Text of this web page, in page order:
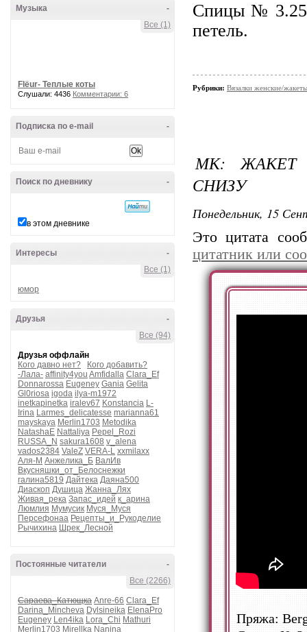
-
Музыка
Все (1)
Flёur- Теплые коты
Слушали: 4436 Комментарии: 6
-
Подписка по e-mail
-
Поиск по дневнику
в этом дневнике
-
Интересы
Все (1)
юмор
-
Друзья
Все (94)
Друзья оффлайн
Кого давно нет?
Кого добавить?
-Лала- affinity4you Amfidalla Clara_Ef
Donnarossa Eugeney Gania Gelita
Gl0riosa igoda ilya-m1972
inetkapinetka iralev67 Konstancia L-
Irina Larmes_delicatesse marianna61
mayskaya Merlin1703 Metodika
NatashaE Nattaliya Pepel_Rozi
RUSSA_N sakura1608 v_alena
vados2384 ValeZ VERA-L xxmilaxx
Аля-М Анжелика_Б ВалИв
Вкусняшки_от_Белоснежки
галина5819 Дайтека Даяна500
Диаскоп Душица Жанна_Лях
Живая_река Запас_идей к_арина
Люмлия Мумусик Муся_Муся
Персефонаа Рецепты_и_Рукоделие
Рычихина Шрек_Лесной
-
Постоянные читатели
Все (2266)
Сараева_Катющка Anre-66 Clara_Ef
Darina_Mincheva Dylsineika ElenaPro
Eugeney Len4ika Lora_Chi Mathuri
Merlin1703 Mirellka Nanina
Спицы № 3.25
петель.
Рубрики: Вязалки женские/жакеты
МК: ЖАКЕТ
СНИЗУ
Понедельник, 15
Это цитата
цитатник или
Пряжа: